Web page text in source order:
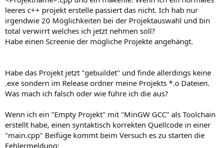
leeres c++ projekt erstelle passiert das nicht. Ich hab nur
irgendwie 20 Möglichkeiten bei der Projektauswahl und bin
total verwirrt welches ich jetzt nehmen soll?
Habe einen Screenie der mögliche Projekte angehängt.
Habe das Projekt jetzt "gebuildet" und finde allerdings keine
.exe sondern im Release ordner meine Projekts *.o Dateien.
Was mach ich falsch oder wie führe ich die aus?
Wenn ich ein "Empty Projekt" mit "MinGW GCC" als Toolchain
erstellt habe, einen syntaktisch korrekten Quellcode in einer
"main.cpp" Beifüge kommt beim Versuch es zu starten die
Fehlermeldung: